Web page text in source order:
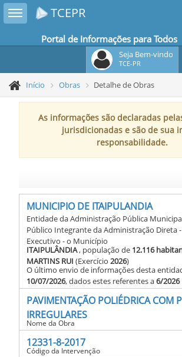
Toggle sidebar TCEPR
Portal de Informações para Todos
Seja Bem-vindo
TCE-PR
Início Obras Detalhe de Obras
As informações são declaradas
jurisdicionadas e são de sua
responsabilidade.
MUNICIPIO DE ITAIPULANDIA
Entidade da Administração Pública
Público Integrante da Administração Direta
Executivo - o Município
ITAIPULÂNDIA, população de 12.116
MARTINS RUI (Exercício 2026)
O último envio de informações desta
10/07/2026, dados estes referentes a6/2026
PAVIMENTAÇÃO POLIÉDRICA COM
IRREGULARES
Nome da Obra
12331-8-2017
Código da Intervenção